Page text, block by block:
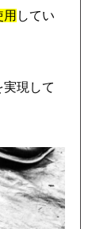
してい
実現して